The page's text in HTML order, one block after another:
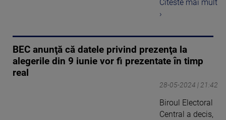
Citeste mai mult
›
BEC anunţă că datele privind prezenţa la
alegerile din 9 iunie vor fi prezentate în timp
real
28-05-2024 | 21:42
Biroul Electoral
Central a decis,